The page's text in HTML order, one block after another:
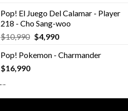
original
era:
$14,990.
actual
es:
$8,990.
Pop! El Juego Del Calamar - Player
218 - Cho Sang-woo
$10,990 El
original
$4,990El
actual
Pop! Pokemon - Charmander
$16,990